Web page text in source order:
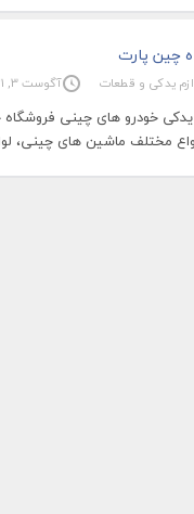
چین پارت
یدکی و قطعات آگوست 3, 2021
خودرو های چینی فروشگاه
مختلف ماشین های چینی،